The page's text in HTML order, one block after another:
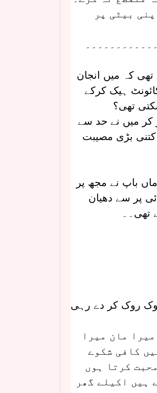
بیٹی پر
کہ میں انجان
ہیک کرکے
تھی؟
کر میں نے حد سے
کتنی بڑی مصیبت
باپ نے مجھ پر
پر سے دھیان
تھی۔۔
روک کر دے رہی
مان میرا
کافی شکوے
کرتا ہوں
ہیں اکیلے گھر